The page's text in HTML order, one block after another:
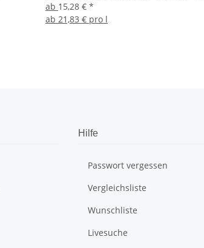
ab 15,28 € *
ab 21,83 € pro l
Hilfe
Passwort vergessen
Vergleichsliste
Wunschliste
Livesuche